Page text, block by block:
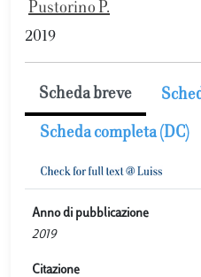
Pustorino P.
2019
Scheda breve
Scheda completa (DC)
Anno di pubblicazione
2019
Citazione